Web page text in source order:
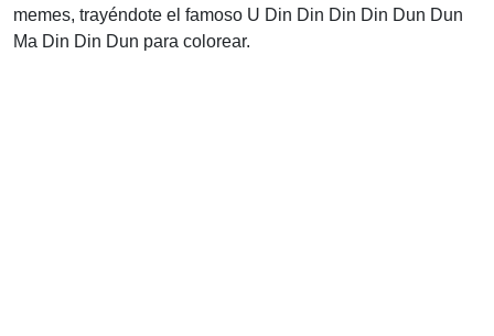
memes, trayéndote el famoso U Din Din Din Din Dun Dun
Ma Din Din Dun para colorear.